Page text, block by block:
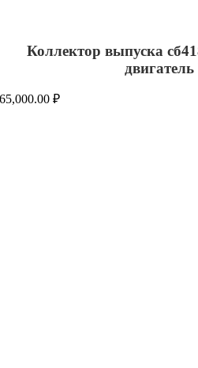
Коллектор выпуска
65,000.00₽